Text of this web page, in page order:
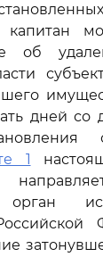
капитан
об
дней со
1